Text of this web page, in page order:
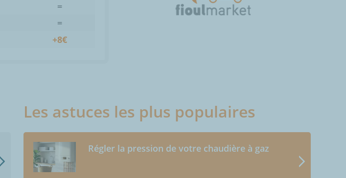
=
=
+8€
Les astuces les plus populaires
Régler la pression de votre chaudière à gaz